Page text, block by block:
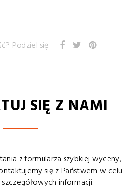
Podziel się:
SIĘ Z NAMI
z formularza szybkiej wyceny,
się z Państwem w celu
informacji.